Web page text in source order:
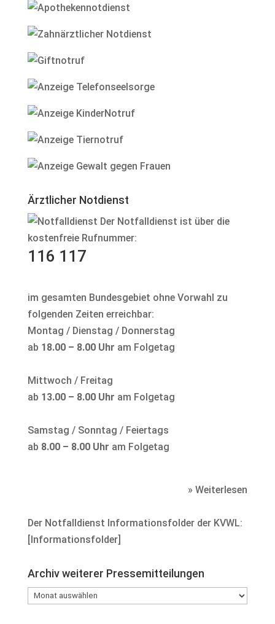
Ärztlicher Notdienst
Der Notfalldienst ist über die
kostenfreie Rufnummer:
116 117
im gesamten Bundesgebiet ohne Vorwahl zu
folgenden Zeiten erreichbar:
Montag / Dienstag / Donnerstag
ab 18.00 – 8.00 Uhr am Folgetag
Mittwoch / Freitag
ab 13.00 – 8.00 Uhr am Folgetag
Samstag / Sonntag / Feiertags
ab 8.00 – 8.00 Uhr am Folgetag
» Weiterlesen
Der Notfalldienst Informationsfolder der KVWL:
[Informationsfolder]
Archiv weiterer Pressemitteilungen
Archiv